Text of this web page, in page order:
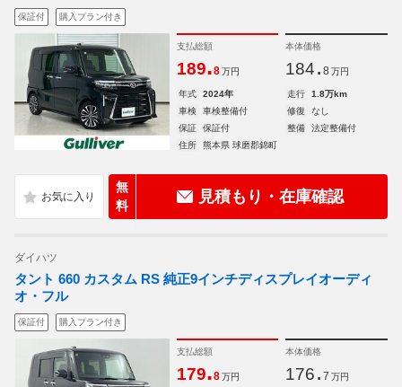
保証付 購入プラン付き
支払総額
189.8 万円
本体価格
184. 8 万円
年式 2024年 走行
1.8万km
車検
車検整備付 修復
なし
保証
保証付 整備
法定整備付
住所
熊本県 球磨郡錦町
無
料
見積もり・在庫確認
ダイハツ
タント 660 カスタム RS 純正9インチディスプレイオーディ
オ・フル
保証付 購入プラン付き
支払総額
179.8 万円
本体価格
176. 7 万円